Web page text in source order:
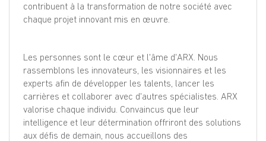
contribuent à la transformation de notre société avec
chaque projet innovant mis en œuvre.
Les personnes sont le cœur et l'âme d'ARX. Nous
rassemblons les innovateurs, les visionnaires et les
experts afin de développer les talents, lancer les
carrières et collaborer avec d'autres spécialistes. ARX
valorise chaque individu. Convaincus que leur
intelligence et leur détermination offriront des solutions
aux défis de demain, nous accueillons des